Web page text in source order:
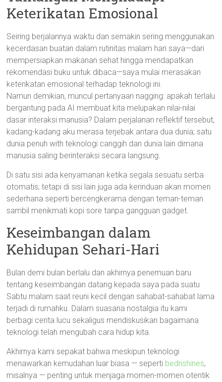
Keterikatan Emosional
Seiring berjalannya waktu dan semakin sering menggunakan
kecerdasan buatan dalam rutinitas malam hari saya—dari
mempersiapkan makanan sehat hingga mendapatkan
rekomendasi buku untuk dibaca—saya mulai merasakan
keterikatan emosional terhadap teknologi ini.
Namun demikian, muncul pertanyaan nagging: apakah terlalu
bergantung pada AI membuat kita melupakan nilai-nilai
dasar interaksi manusia? Dalam perjalanan reflektif tersebut,
kadang-kadang aku merasa terjebak antara dua dunia; satu
dunia penuh with teknologi canggih dan dunia lain dimana
manusia saling berinteraksi secara langsung.
Di satu sisi ada kenyamanan ketika segala sesuatu serba
otomatis; tetapi di sisi lain juga ada kerinduan akan momen
sederhana seperti bercengkerama dengan teman-teman
sambil menikmati kopi sore tanpa gangguan gadget.
Keseimbangan dalam
Kehidupan Sehari-Hari
Bulan demi bulan berlalu dan akhirnya penemuan baru
tentang keseimbangan datang kepada saya pada suatu
Sabtu malam saat reuni kecil dengan sahabat-sahabat lama
terjadi di rumahku. Dalam suasana nostalgia itu kami
berbagi cerita lucu sekaligus mendiskusikan bagaimana
teknologi telah mengubah cara hidup kita.
Akhirnya kami sepakat bahwa meskipun teknologi
menawarkan kemudahan luar biasa — seperti bednshines,
misalnya — penting untuk menjaga momen-momen otentik